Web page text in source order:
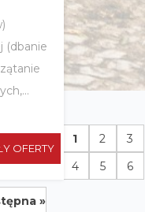
(dbanie
OFERTY
1 2
3
4
5 6
»